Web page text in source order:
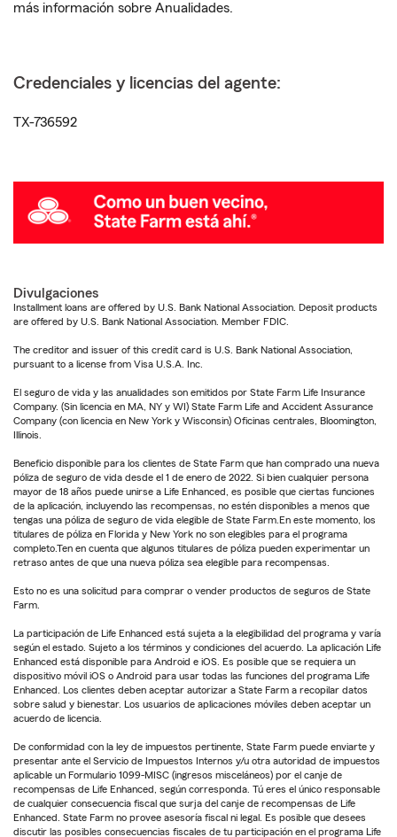
más información sobre Anualidades.
Credenciales y licencias del agente:
TX-736592
Divulgaciones
Installment loans are offered by U.S. Bank National Association. Deposit products
are offered by U.S. Bank National Association. Member FDIC.
The creditor and issuer of this credit card is U.S. Bank National Association,
pursuant to a license from Visa U.S.A. Inc.
El seguro de vida y las anualidades son emitidos por State Farm Life Insurance
Company. (Sin licencia en MA, NY y WI) State Farm Life and Accident Assurance
Company (con licencia en New York y Wisconsin) Oficinas centrales, Bloomington,
Illinois.
Beneficio disponible para los clientes de State Farm que han comprado una nueva
póliza de seguro de vida desde el 1 de enero de 2022. Si bien cualquier persona
mayor de 18 años puede unirse a Life Enhanced, es posible que ciertas funciones
de la aplicación, incluyendo las recompensas, no estén disponibles a menos que
tengas una póliza de seguro de vida elegible de State Farm.En este momento, los
titulares de póliza en Florida y New York no son elegibles para el programa
completo.Ten en cuenta que algunos titulares de póliza pueden experimentar un
retraso antes de que una nueva póliza sea elegible para recompensas.
Esto no es una solicitud para comprar o vender productos de seguros de State
Farm.
La participación de Life Enhanced está sujeta a la elegibilidad del programa y varía
según el estado. Sujeto a los términos y condiciones del acuerdo. La aplicación Life
Enhanced está disponible para Android e iOS. Es posible que se requiera un
dispositivo móvil iOS o Android para usar todas las funciones del programa Life
Enhanced. Los clientes deben aceptar autorizar a State Farm a recopilar datos
sobre salud y bienestar. Los usuarios de aplicaciones móviles deben aceptar un
acuerdo de licencia.
De conformidad con la ley de impuestos pertinente, State Farm puede enviarte y
presentar ante el Servicio de Impuestos Internos y/u otra autoridad de impuestos
aplicable un Formulario 1099-MISC (ingresos misceláneos) por el canje de
recompensas de Life Enhanced, según corresponda. Tú eres el único responsable
de cualquier consecuencia fiscal que surja del canje de recompensas de Life
Enhanced. State Farm no provee asesoría fiscal ni legal. Es posible que desees
discutir las posibles consecuencias fiscales de tu participación en el programa Life